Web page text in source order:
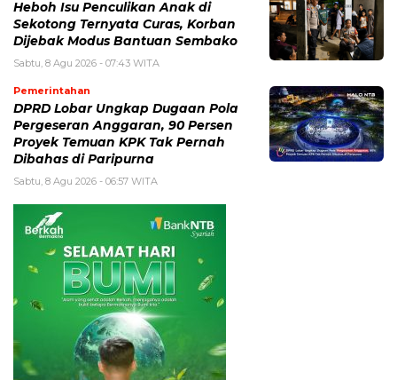
Heboh Isu Penculikan Anak di
Sekotong Ternyata Curas, Korban
Dijebak Modus Bantuan Sembako
Sabtu, 8 Agu 2026 - 07:43 WITA
Pemerintahan
DPRD Lobar Ungkap Dugaan Pola
Pergeseran Anggaran, 90 Persen
Proyek Temuan KPK Tak Pernah
Dibahas di Paripurna
Sabtu, 8 Agu 2026 - 06:57 WITA